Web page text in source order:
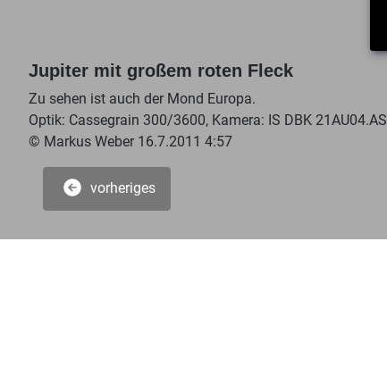
Jupiter mit großem roten Fleck
Zu sehen ist auch der Mond Europa.
Optik: Cassegrain 300/3600, Kamera: IS DBK 21AU04.AS
© Markus Weber 16.7.2011 4:57
vorheriges